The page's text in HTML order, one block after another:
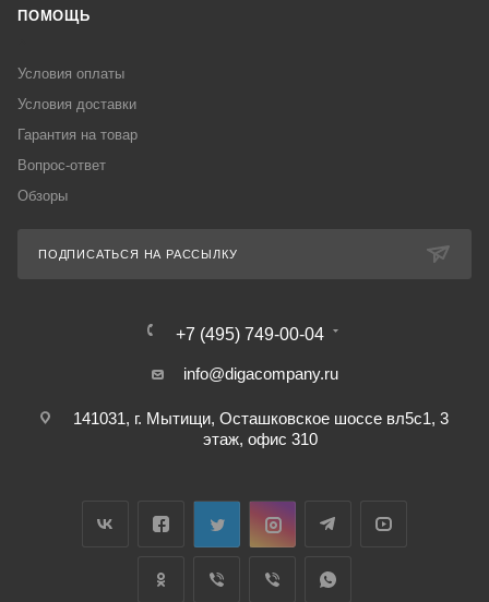
ПОМОЩЬ
Условия оплаты
Условия доставки
Гарантия на товар
Вопрос-ответ
Обзоры
ПОДПИСАТЬСЯ НА РАССЫЛКУ
+7 (495) 749-00-04
info@digacompany.ru
141031, г. Мытищи, Осташковское шоссе вл5с1, 3
этаж, офис 310